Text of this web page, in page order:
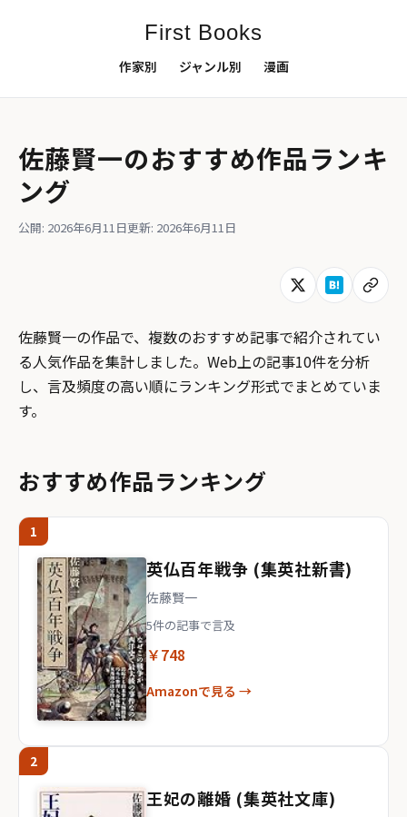
First Books
作家別 ジャンル別 漫画
佐藤賢一のおすすめ作品ランキ
ング
公開: 2026年6月11日更新: 2026年6月11日
佐藤賢一の作品で、複数のおすすめ記事で紹介されてい
る人気作品を集計しました。Web上の記事10件を分析
し、言及頻度の高い順にランキング形式でまとめていま
す。
おすすめ作品ランキング
1
英仏百年戦争 (集英社新書)
佐藤賢一
5件の記事で言及
￥748
Amazonで見る →
2
王妃の離婚 (集英社文庫)